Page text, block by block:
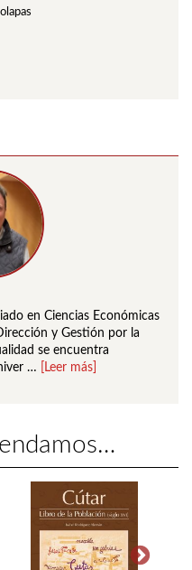
en Ciencias Económicas
y Gestión por la
se encuentra
…
[Leer más]